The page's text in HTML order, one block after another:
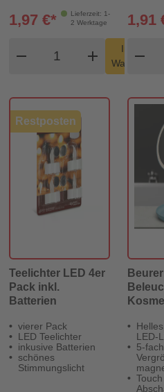
Lieferzeit: 1-
2 Werktage
1,97 €*
remove
Produkt Warenkorb
add
In den
Warenkorb
1,91
remove
Restposten
Teelichter LED 4er
Pack inkl.
Batterien
vierer Pack
LED Teelichter
inkusive Batterien
schönes
Stimmungslicht
LED-
5-fach